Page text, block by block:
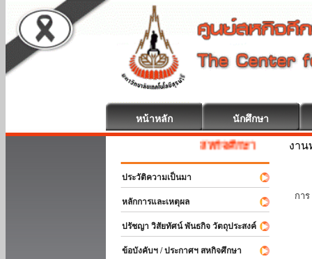
หน้าหลัก นักศึกษา
สหกิจศึกษา ยินดีต้อนรับ
ประวัติความเป็นมา
หลักการและเหตุผล
ปรัชญา วิสัยทัศน์ พันธกิจ วัตถุประสงค์
ข้อบังคับฯ / ประกาศฯ สหกิจศึกษา
งา
กา